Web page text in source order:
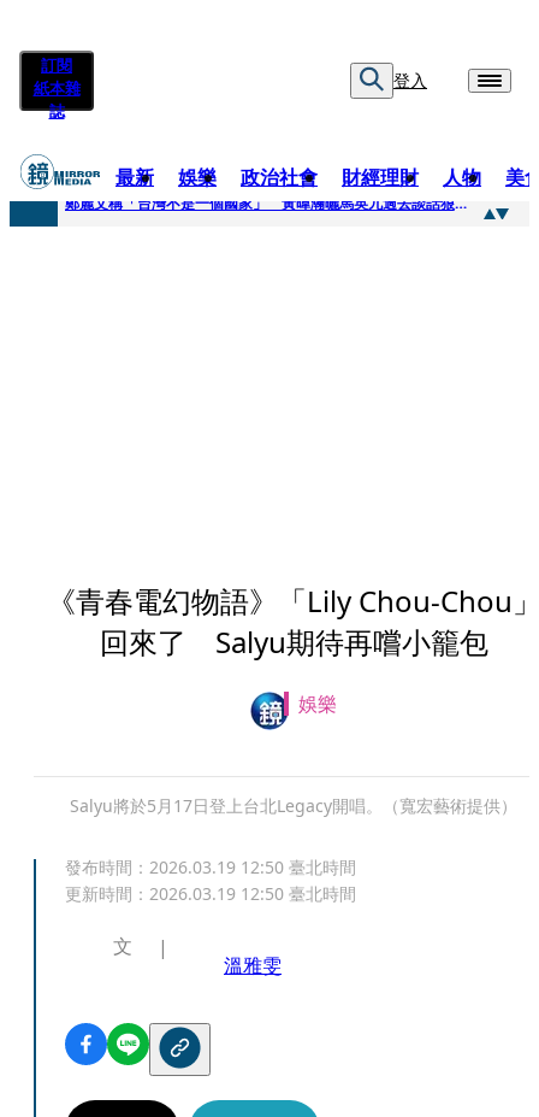
訂閱
紙本雜
誌
登入
最新 娛樂 政治社會 財經理財 人物 美
快訊
鄭麗文稱「台灣不是一個國家」 黃暐瀚曬馬英九過去談話狠打臉
《青春電幻物語》「Lily Chou-Chou
回來了 Salyu期待再嚐小籠包
娛樂
Salyu將於5月17日登上台北Legacy開唱。（寬宏藝術提供）
發布時間： 2026.03.19 12:50 臺北時間
更新時間： 2026.03.19 12:50 臺北時間
文
溫雅雯